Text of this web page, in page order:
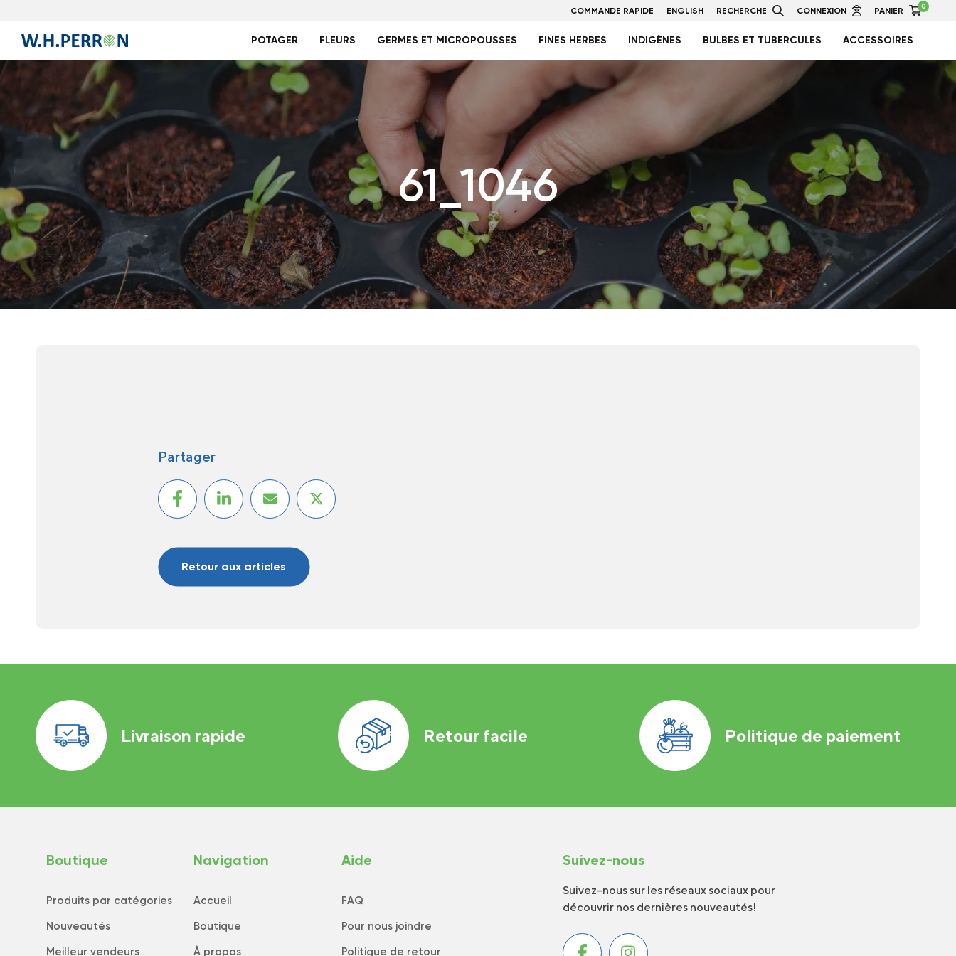
COMMANDE RAPIDE ENGLISH RECHERCHE CONNEXION PANIER 0
POTAGER FLEURS GERMES ET MICROPOUSSES FINES HERBES INDIGÈNES BULBES ET TUBERCULES ACCESSOIRES
61_1046
Partager
Retour aux articles
Livraison rapide Retour facile Politique de paiement
Boutique
Produits par catégories
Nouveautés
Meilleur vendeurs
Navigation
Accueil
Boutique
À propos
Aide
FAQ
Pour nous joindre
Politique de retour
Suivez-nous
Suivez-nous sur les réseaux sociaux pour
découvrir nos dernières nouveautés!